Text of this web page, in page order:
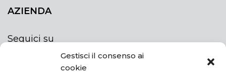
Gestisci il consenso ai
cookie
AZIENDA
Seguici su